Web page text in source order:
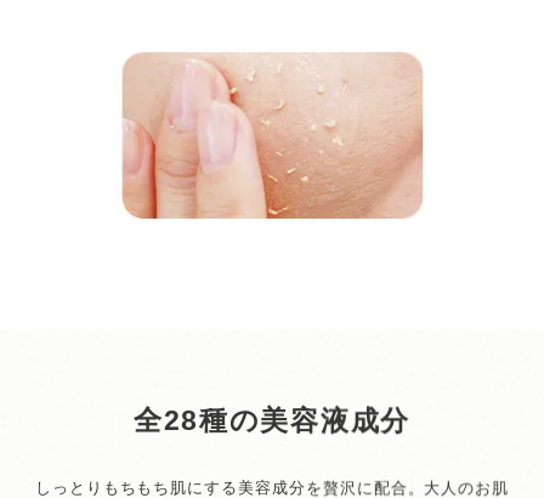
全28種の美容液成分
しっとりもちもち肌にする美容成分を贅沢に配合。大人のお肌